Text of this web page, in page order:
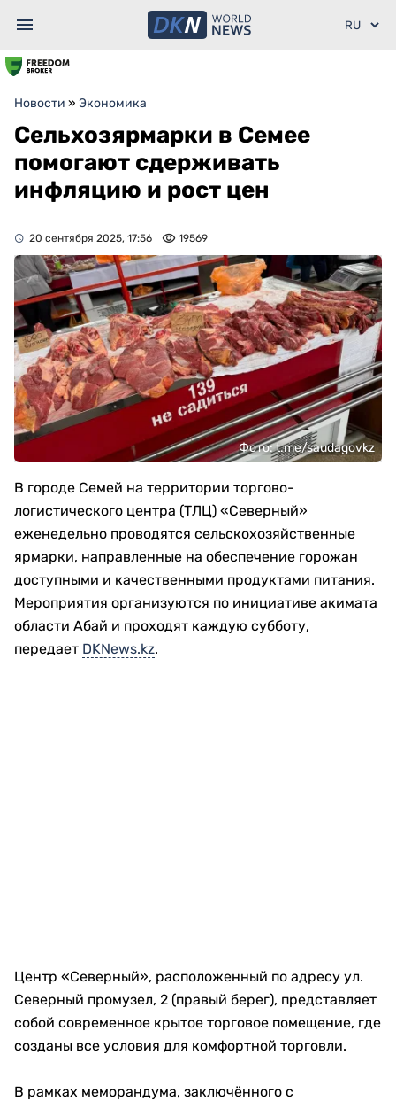
Новости » Экономика
Сельхозярмарки в Семее
помогают сдерживать
инфляцию и рост цен
20 сентября 2025, 17:56 19569
Фото: t.me/saudagovkz
В городе Семей на территории торгово-
логистического центра (ТЛЦ) «Северный»
еженедельно проводятся сельскохозяйственные
ярмарки, направленные на обеспечение горожан
доступными и качественными продуктами питания.
Мероприятия организуются по инициативе акимата
области Абай и проходят каждую субботу,
передает DKNews.kz.
Центр «Северный», расположенный по адресу ул.
Северный промузел, 2 (правый берег), представляет
собой современное крытое торговое помещение, где
созданы все условия для комфортной торговли.
В рамках меморандума, заключённого с